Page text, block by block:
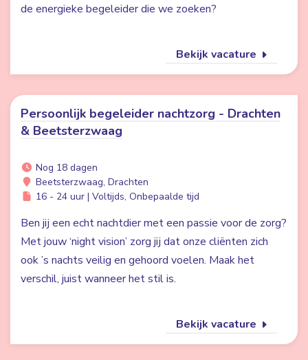
de energieke begeleider die we zoeken?
Bekijk vacature
Persoonlijk begeleider nachtzorg - Drachten
& Beetsterzwaag
Nog 18 dagen
Beetsterzwaag, Drachten
16 - 24 uur | Voltijds, Onbepaalde tijd
Ben jij een echt nachtdier met een passie voor de zorg?
Met jouw ‘night vision’ zorg jij dat onze cliënten zich
ook ’s nachts veilig en gehoord voelen. Maak het
verschil, juist wanneer het stil is.
Bekijk vacature